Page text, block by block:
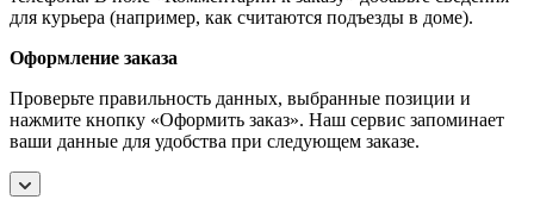
для курьера (например, как считаются подъезды в доме).
Оформление заказа
Проверьте правильность данных, выбранные позиции и
нажмите кнопку «Оформить заказ». Наш сервис запоминает
ваши данные для удобства при следующем заказе.